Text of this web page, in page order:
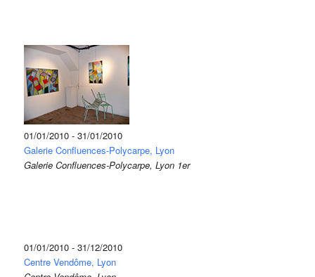
01/01/2010 - 31/01/2010
Galerie Confluences-Polycarpe, Lyon
Galerie Confluences-Polycarpe, Lyon 1er
01/01/2010 - 31/12/2010
Centre Vendôme, Lyon